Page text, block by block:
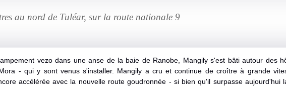
au nord de Tuléar, sur la route nationale 9
vezo dans une anse de la baie de Ranobe, Mangily s'est bâti autour des
- qui y sont venus s'installer. Mangily a cru et continue de croître à grande
accélérée avec la nouvelle route goudronnée - si bien qu'il surpasse aujourd'hui